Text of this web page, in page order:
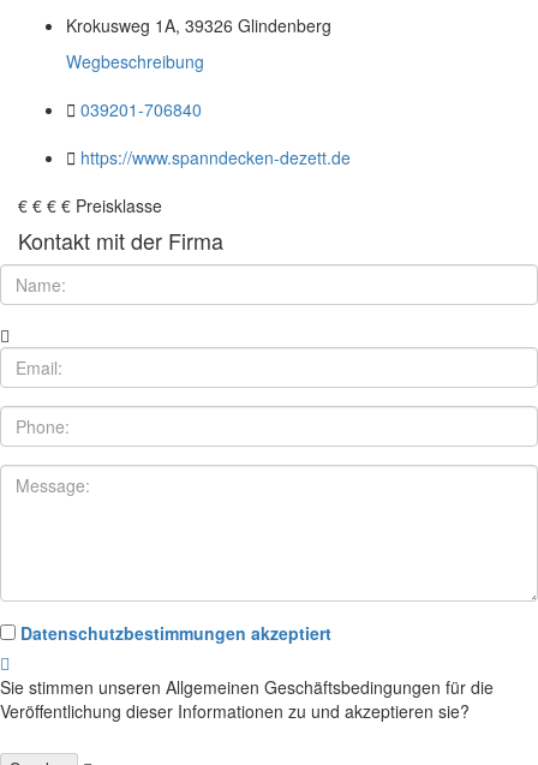
Krokusweg 1A, 39326 Glindenberg
Wegbeschreibung
039201-706840
https://www.spanndecken-dezett.de
€ € € € Preisklasse
Kontakt mit der Firma
Datenschutzbestimmungen akzeptiert
Sie stimmen unseren Allgemeinen Geschäftsbedingungen für die
Veröffentlichung dieser Informationen zu und akzeptieren sie?